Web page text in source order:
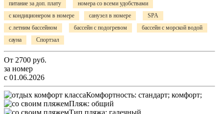
питание за доп. плату
номера со всеми удобствами
с кондиционером в номере
санузел в номере
SPA
с летним бассейном
бассейн с подогревом
бассейн с морской водой
сауна
Спортзал
От 2700 руб.
за номер
с 01.06.2026
Комфортность: стандарт; комфорт;
Пляж: общий
Тип пляжа: галечный